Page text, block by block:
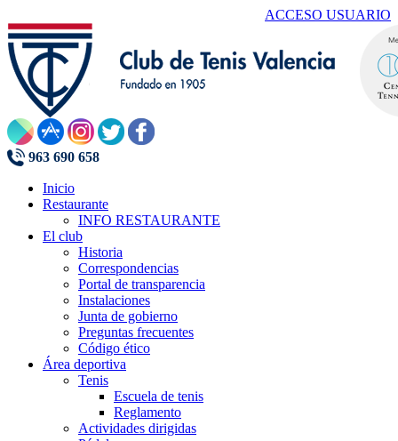
ACCESO USUARIO
963 690 658
Inicio
Restaurante
INFO RESTAURANTE
El club
Historia
Correspondencias
Portal de transparencia
Instalaciones
Junta de gobierno
Preguntas frecuentes
Código ético
Área deportiva
Tenis
Escuela de tenis
Reglamento
Actividades dirigidas